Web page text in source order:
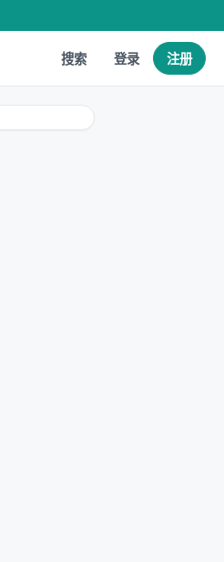
搜索 登录 注册